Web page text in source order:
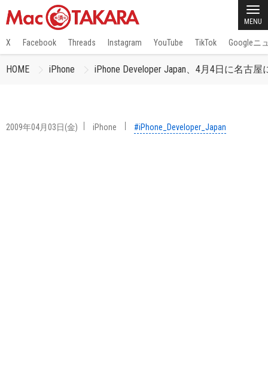
MENU
X Facebook Threads Instagram YouTube TikTok Googleニ
HOME iPhone iPhone Developer Japan、4月4日に名古
2009年04月03日(金) iPhone #iPhone_Developer_Japan